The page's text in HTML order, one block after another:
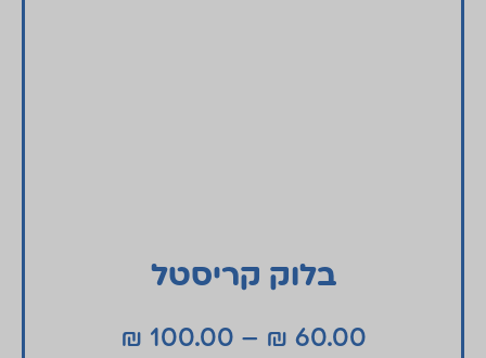
בלוק קריסטל
60.00
₪
–
100.00
₪